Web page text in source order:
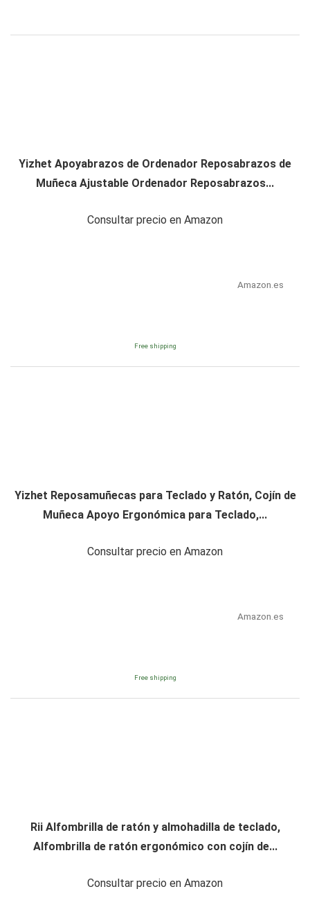
Yizhet Apoyabrazos de Ordenador Reposabrazos de
Muñeca Ajustable Ordenador Reposabrazos...
Consultar precio en Amazon
Amazon.es
Free shipping
Yizhet Reposamuñecas para Teclado y Ratón, Cojín de
Muñeca Apoyo Ergonómica para Teclado,...
Consultar precio en Amazon
Amazon.es
Free shipping
Rii Alfombrilla de ratón y almohadilla de teclado,
Alfombrilla de ratón ergonómico con cojín de...
Consultar precio en Amazon